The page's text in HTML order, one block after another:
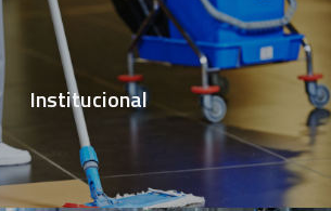
Institucional